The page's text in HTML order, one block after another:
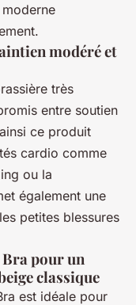
modéré et
très
entre soutien
ce produit
cardio comme
ou la
également une
petites blessures
pour un
classique
est idéale pour